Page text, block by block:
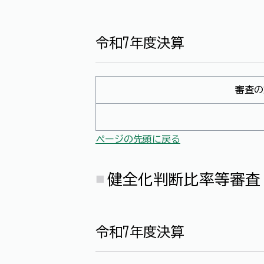
令和7年度決算
審査
ページの先頭に戻る
健全化判断比率等審査
令和7年度決算